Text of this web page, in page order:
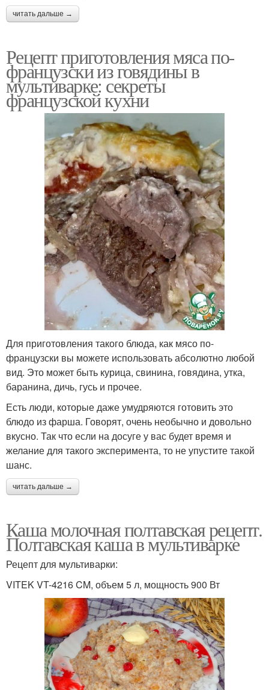
читать дальше →
Рецепт приготовления мяса по-
французски из говядины в
мультиварке: секреты
французской кухни
Для приготовления такого блюда, как мясо по-
французски вы можете использовать абсолютно любой
вид. Это может быть курица, свинина, говядина, утка,
баранина, дичь, гусь и прочее.
Есть люди, которые даже умудряются готовить это
блюдо из фарша. Говорят, очень необычно и довольно
вкусно. Так что если на досуге у вас будет время и
желание для такого эксперимента, то не упустите такой
шанс.
читать дальше →
Каша молочная полтавская рецепт.
Полтавская каша в мультиварке
Рецепт для мультиварки:
VITEK VT-4216 CM, объем 5 л, мощность 900 Вт